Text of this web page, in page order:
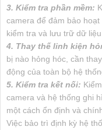
3. Kiểm tra phần mềm:
camera để đảm bảo
kiểm tra và lưu trữ dữ
4. Thay thế linh kiện
bị nào hỏng hóc, cần
động của toàn bộ hệ
5. Kiểm tra kết nối:
camera và hệ thống ghi
một cách ổn định và
Việc bảo trì định kỳ hệ